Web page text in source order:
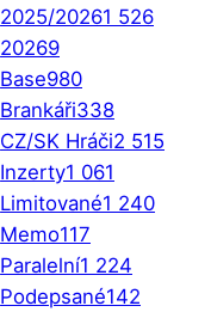
2025/20261 526
20269
Base980
Brankáři338
CZ/SK Hráči2 515
Inzerty1 061
Limitované1 240
Memo117
Paralelní1 224
Podepsané142